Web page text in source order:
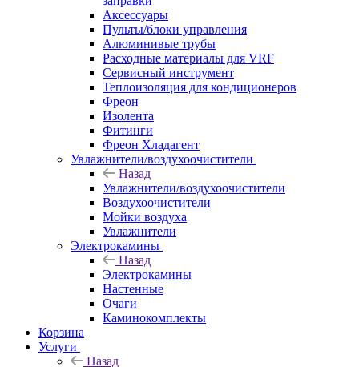
Аксессуары
Пульты/блоки управления
Алюминивые трубы
Расходные материалы для VRF
Сервисный инструмент
Теплоизоляция для кондиционеров
Фреон
Изолента
Фитинги
Фреон Хладагент
Увлажнители/воздухоочистители
Назад
Увлажнители/воздухоочистители
Воздухоочистители
Мойки воздуха
Увлажнители
Электрокамины
Назад
Электрокамины
Настенные
Очаги
Каминокомплекты
Корзина
Услуги
Назад